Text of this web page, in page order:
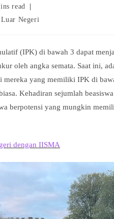
read
Negeri
(IPK) di bawah 3 dapat
oleh angka semata. Saat ini,
mereka yang memiliki IPK di
Kehadiran sejumlah
berpotensi yang mungkin
dengan IISMA